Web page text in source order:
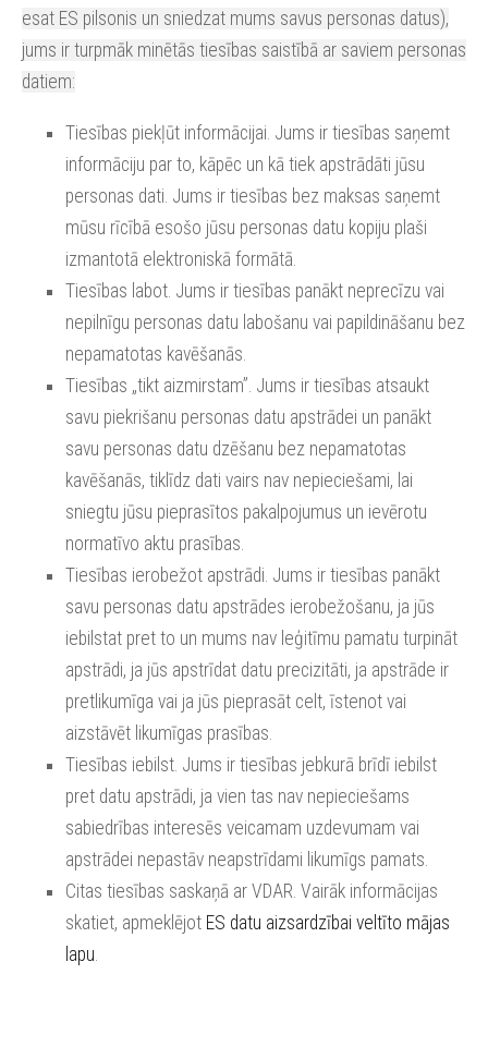
esat ES pilsonis un sniedzat mums savus personas datus),
jums ir turpmāk minētās tiesības saistībā ar saviem personas
datiem:
Tiesības piekļūt informācijai. Jums ir tiesības saņemt
informāciju par to, kāpēc un kā tiek apstrādāti jūsu
personas dati. Jums ir tiesības bez maksas saņemt
mūsu rīcībā esošo jūsu personas datu kopiju plaši
izmantotā elektroniskā formātā.
Tiesības labot. Jums ir tiesības panākt neprecīzu vai
nepilnīgu personas datu labošanu vai papildināšanu bez
nepamatotas kavēšanās.
Tiesības „tikt aizmirstam”. Jums ir tiesības atsaukt
savu piekrišanu personas datu apstrādei un panākt
savu personas datu dzēšanu bez nepamatotas
kavēšanās, tiklīdz dati vairs nav nepieciešami, lai
sniegtu jūsu pieprasītos pakalpojumus un ievērotu
normatīvo aktu prasības.
Tiesības ierobežot apstrādi. Jums ir tiesības panākt
savu personas datu apstrādes ierobežošanu, ja jūs
iebilstat pret to un mums nav leģitīmu pamatu turpināt
apstrādi, ja jūs apstrīdat datu precizitāti, ja apstrāde ir
pretlikumīga vai ja jūs pieprasāt celt, īstenot vai
aizstāvēt likumīgas prasības.
Tiesības iebilst. Jums ir tiesības jebkurā brīdī iebilst
pret datu apstrādi, ja vien tas nav nepieciešams
sabiedrības interesēs veicamam uzdevumam vai
apstrādei nepastāv neapstrīdami likumīgs pamats.
Citas tiesības saskaņā ar VDAR. Vairāk informācijas
skatiet, apmeklējot ES datu aizsardzībai veltīto mājas
lapu